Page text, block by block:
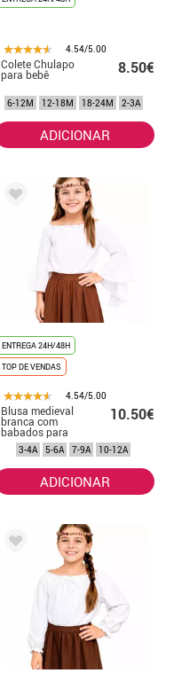
4.54/5.00
Colete Chulapo
para bebê 8.50€
6-12M 12-18M 18-24M 2-3A
ADICIONAR
ENTREGA 24H/48H
TOP DE VENDAS
4.54/5.00
Blusa medieval
branca com
babados para
meninas
10.50€
3-4A 5-6A 7-9A 10-12A
ADICIONAR